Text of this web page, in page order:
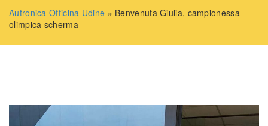
Autronica Officina Udine » Benvenuta Giulia, campionessa
olimpica scherma